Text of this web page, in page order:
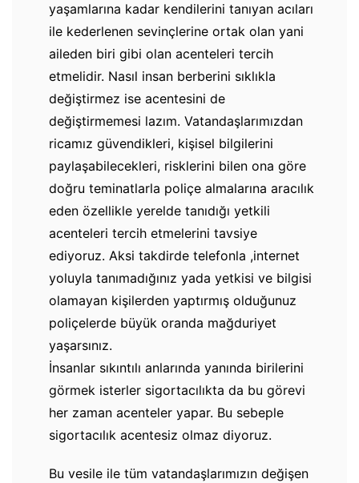
yaşamlarına kadar kendilerini tanıyan acıları
ile kederlenen sevinçlerine ortak olan yani
aileden biri gibi olan acenteleri tercih
etmelidir. Nasıl insan berberini sıklıkla
değiştirmez ise acentesini de
değiştirmemesi lazım. Vatandaşlarımızdan
ricamız güvendikleri, kişisel bilgilerini
paylaşabilecekleri, risklerini bilen ona göre
doğru teminatlarla poliçe almalarına aracılık
eden özellikle yerelde tanıdığı yetkili
acenteleri tercih etmelerini tavsiye
ediyoruz. Aksi takdirde telefonla ,internet
yoluyla tanımadığınız yada yetkisi ve bilgisi
olamayan kişilerden yaptırmış olduğunuz
poliçelerde büyük oranda mağduriyet
yaşarsınız.
İnsanlar sıkıntılı anlarında yanında birilerini
görmek isterler sigortacılıkta da bu görevi
her zaman acenteler yapar. Bu sebeple
sigortacılık acentesiz olmaz diyoruz.
Bu vesile ile tüm vatandaşlarımızın değişen